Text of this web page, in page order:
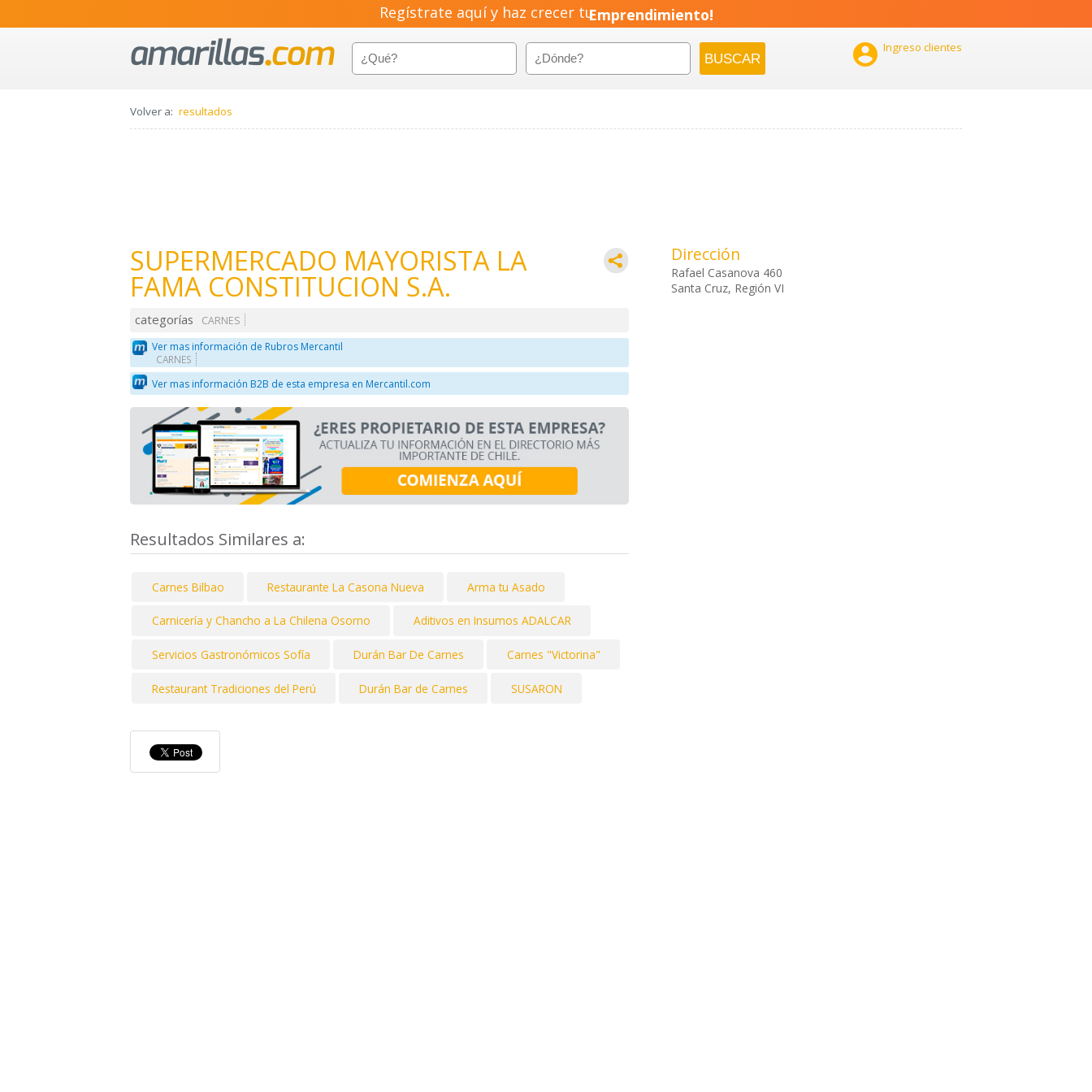
Regístrate aquí y haz crecer tuEmprendimiento!
 Ingreso clientes
Volver a: resultados
SUPERMERCADO MAYORISTA LA
FAMA CONSTITUCION S.A.
categorías
CARNES
Ver mas información de Rubros Mercantil
CARNES
Ver mas información B2B de esta empresa en Mercantil.com
Resultados Similares a:
Carnes Bilbao Restaurante La Casona Nueva Arma tu Asado
Carnicería y Chancho a La Chilena Osorno Aditivos en Insumos ADALCAR
Servicios Gastronómicos Sofía Durán Bar De Carnes Carnes "Victorina"
Restaurant Tradiciones del Perú Durán Bar de Carnes SUSARON
Dirección
Rafael Casanova 460
Santa Cruz, Región VI